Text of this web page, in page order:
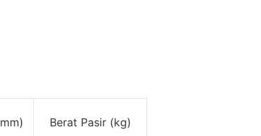
Berat Pasir (kg)